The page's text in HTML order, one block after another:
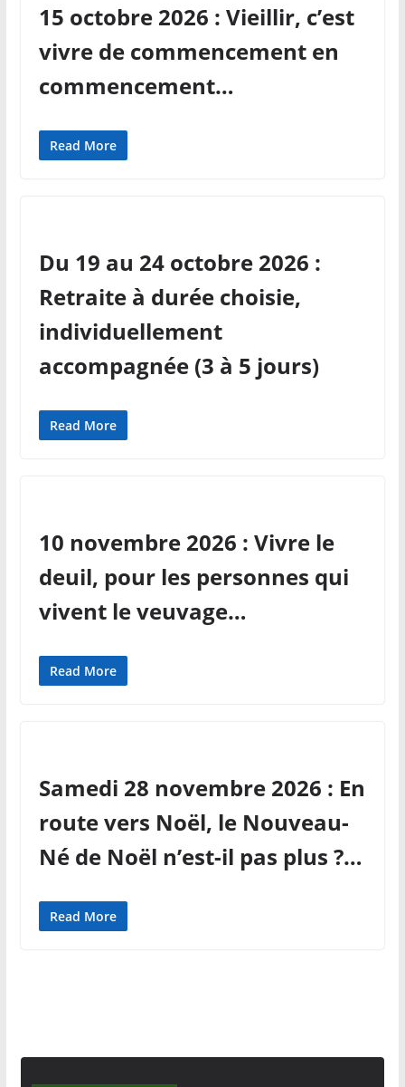
15 octobre 2026 : Vieillir, c’est
vivre de commencement en
commencement…
Read More
Du 19 au 24 octobre 2026 :
Retraite à durée choisie,
individuellement
accompagnée (3 à 5 jours)
Read More
10 novembre 2026 : Vivre le
deuil, pour les personnes qui
vivent le veuvage…
Read More
Samedi 28 novembre 2026 : En
route vers Noël, le Nouveau-
Né de Noël n’est-il pas plus ?…
Read More